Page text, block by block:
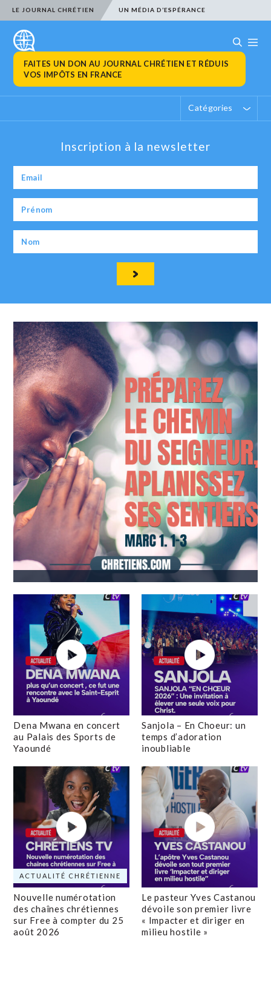
LE JOURNAL CHRÉTIEN UN MÉDIA D’ESPÉRANCE
FAITES UN DON AU JOURNAL CHRÉTIEN ET RÉDUIS
VOS IMPÔTS EN FRANCE
Catégories
Inscription à la newsletter
Dena Mwana en concert
au Palais des Sports de
Yaoundé
Sanjola – En Choeur: un
temps d’adoration
inoubliable
ACTUALITÉ CHRÉTIENNE
Nouvelle numérotation
des chaînes chrétiennes
sur Free à compter du 25
août 2026
Le pasteur Yves Castanou
dévoile son premier livre
« Impacter et diriger en
milieu hostile »